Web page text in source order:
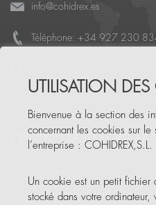
info@cohidrex.es
Téléphone: +34 927 230
EXPLORE TRASTEEL WEAR
Trasteel Blades
UTILISATION
Bienvenue à la section des
concernant les cookies sur
l’entreprise : COHIDREX,S.L.
Un cookie est un petit fichier
stocké dans votre ordinateur,